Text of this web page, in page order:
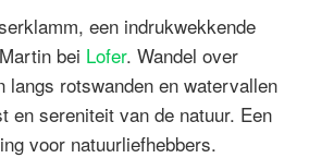
een indrukwekkende
bei Lofer. Wandel over
langs rotswanden en watervallen
en sereniteit van de natuur. Een
voor natuurliefhebbers.